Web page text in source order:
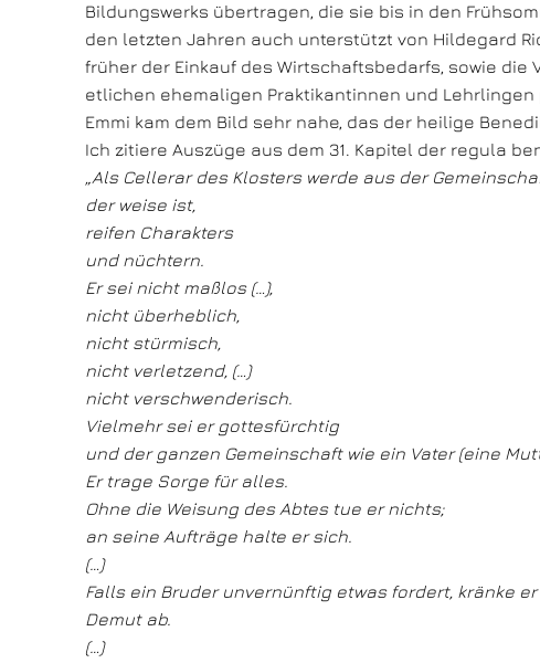
Bildungswerks übertragen, die sie bis in den
den letzten Jahren auch unterstützt von Hildegard
früher der Einkauf des Wirtschaftsbedarfs, sowie
etlichen ehemaligen Praktikantinnen und
Emmi kam dem Bild sehr nahe, das der heilige
Ich zitiere Auszüge aus dem 31. Kapitel der regula
„Als Cellerar des Klosters werde aus der
der weise ist,
reifen Charakters
und nüchtern.
Er sei nicht maßlos (…),
nicht überheblich,
nicht stürmisch,
nicht verletzend, (…)
nicht verschwenderisch.
Vielmehr sei er gottesfürchtig
und der ganzen Gemeinschaft wie ein Vater (eine
Er trage Sorge für alles.
Ohne die Weisung des Abtes tue er nichts;
an seine Aufträge halte er sich.
(…)
Falls ein Bruder unvernünftig etwas fordert, kränke
Demut ab.
(…)